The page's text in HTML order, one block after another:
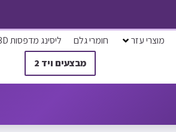
מוצרי עזר חומרי גלם ליסינג מדפסות 3D
מבצעים ויד 2